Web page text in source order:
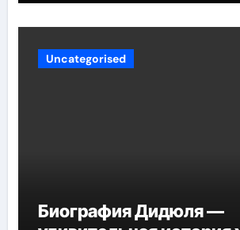
Uncategorised
Биография Дидюля —